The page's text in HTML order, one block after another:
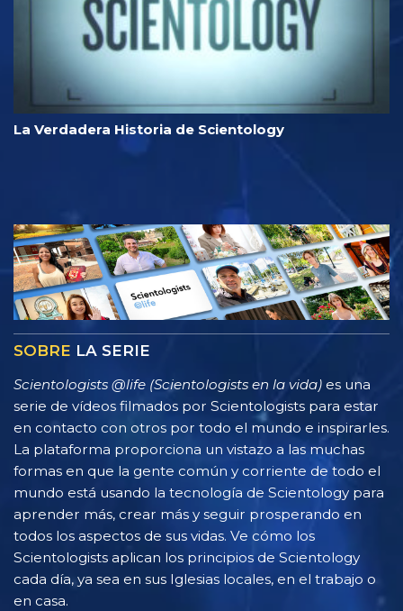
La Verdadera Historia de Scientology
SOBRE LA SERIE
Scientologists @life (Scientologists en la vida) es una
serie de vídeos filmados por Scientologists para estar
en contacto con otros por todo el mundo e inspirarles.
La plataforma proporciona un vistazo a las muchas
formas en que la gente común y corriente de todo el
mundo está usando la tecnología de Scientology para
aprender más, crear más y seguir prosperando en
todos los aspectos de sus vidas. Ve cómo los
Scientologists aplican los principios de Scientology
cada día, ya sea en sus Iglesias locales, en el trabajo o
en casa.